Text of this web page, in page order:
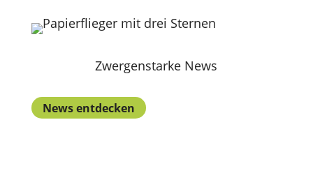
Zwergenstarke News
News entdecken